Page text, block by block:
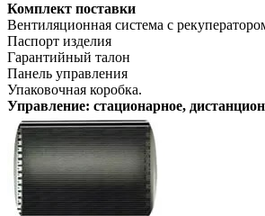
Комплект поставки
Вентиляционная система с
Паспорт изделия
Гарантийный талон
Панель управления
Упаковочная коробка.
Управление: стационарное,